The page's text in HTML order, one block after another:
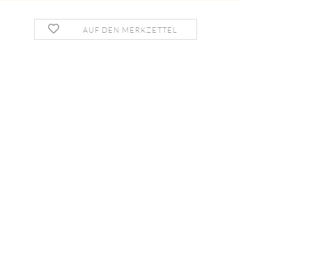
AUF DEN MERKZETTEL